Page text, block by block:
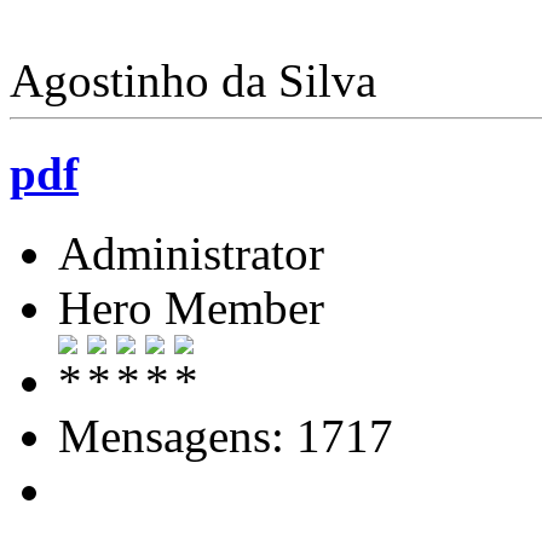
Agostinho da Silva
pdf
Administrator
Hero Member
Mensagens: 1717